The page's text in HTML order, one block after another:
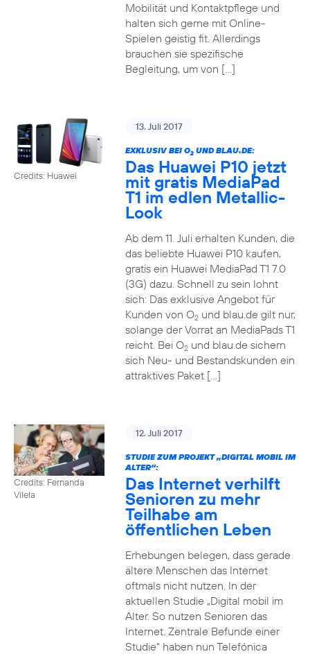
Mobilität und Kontaktpflege und
halten sich gerne mit Online-
Spielen geistig fit. Allerdings
brauchen sie spezifische
Begleitung, um von […]
Credits: Huawei
13. Juli 2017
EXKLUSIV BEI O2UND BLAU.DE:
Das Huawei P10 jetzt
mit gratis MediaPad
T1 im edlen Metallic-
Look
Ab dem 11. Juli erhalten Kunden, die
das beliebte Huawei P10 kaufen,
gratis ein Huawei MediaPad T1 7.0
(3G) dazu. Schnell zu sein lohnt
sich: Das exklusive Angebot für
Kunden von O2und blau.de gilt nur,
solange der Vorrat an MediaPads T1
reicht. Bei O2und blau.de sichern
sich Neu- und Bestandskunden ein
attraktives Paket […]
Credits: Fernanda
Vilela
12. Juli 2017
STUDIE ZUM PROJEKT „DIGITAL MOBIL IM
ALTER“:
Das Internet verhilft
Senioren zu mehr
Teilhabe am
öffentlichen Leben
Erhebungen belegen, dass gerade
ältere Menschen das Internet
oftmals nicht nutzen. In der
aktuellen Studie „Digital mobil im
Alter. So nutzen Senioren das
Internet. Zentrale Befunde einer
Studie“ haben nun Telefónica